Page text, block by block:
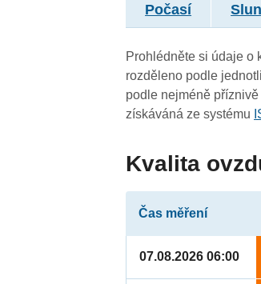
Počasí
Prohlédněte si údaje o
rozděleno podle
podle nejméně
získáváná ze systému
Kvalita
Čas měření
07.08.2026 06:00